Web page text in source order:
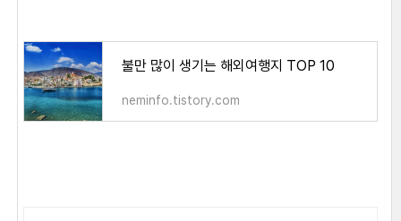
불만 많이 생기는 해외여행지 TOP 10
neminfo.tistory.com